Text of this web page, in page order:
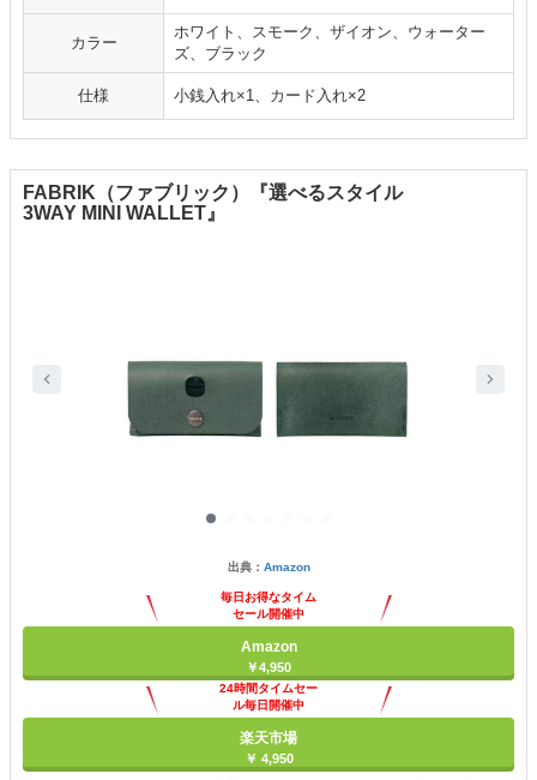
カラー
ホワイト、スモーク、ザイオン、ウォーター
ズ、ブラック
仕様 小銭入れ×1、カード入れ×2
FABRIK（ファブリック）『選べるスタイル
3WAY MINI WALLET』
出典： Amazon
毎日お得なタイム
セール開催中
Amazon
￥4,950
24時間タイムセー
ル毎日開催中
楽天市場
￥ 4,950